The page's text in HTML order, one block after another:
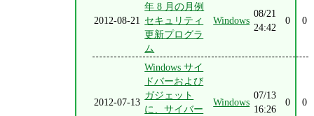
2012-08-21
年 8 月の月例
セキュリティ
更新プログラ
ム
Windows
08/21
24:42
0 0
2012-07-13
Windows サイ
ドバーおよび
ガジェット
に、サイバー
Windows
07/13
16:26
0 0